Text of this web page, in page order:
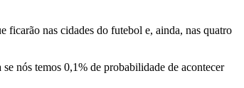
nas cidades do futebol e, ainda, nas quatro
nós temos 0,1% de probabilidade de acontecer